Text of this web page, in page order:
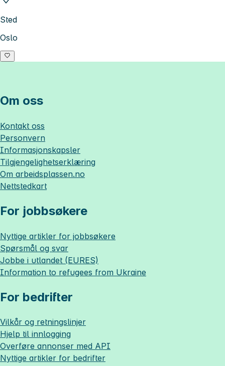
Sted
Oslo
Om oss
Kontakt oss
Personvern
Informasjonskapsler
Tilgjengelighetserklæring
Om arbeidsplassen.no
Nettstedkart
For jobbsøkere
Nyttige artikler for jobbsøkere
Spørsmål og svar
Jobbe i utlandet (EURES)
Information to refugees from Ukraine
For bedrifter
Vilkår og retningslinjer
Hjelp til innlogging
Overføre annonser med API
Nyttige artikler for bedrifter